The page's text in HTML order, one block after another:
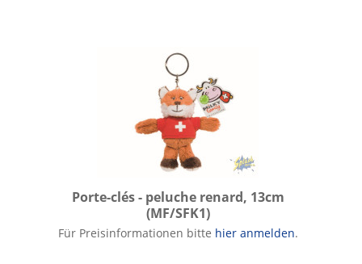
Porte-clés - peluche renard, 13cm
(MF/SFK1)
Porte-clés - peluche renard, 13cm
Für Preisinformationen bitte hier anmelden.